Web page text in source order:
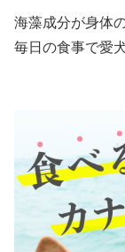
海藻成分が身体
毎日の食事で愛